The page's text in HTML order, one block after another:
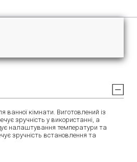
кімнати. Виготовлений із
зручність у використанні, а
налаштування температури та
зручність встановлення та